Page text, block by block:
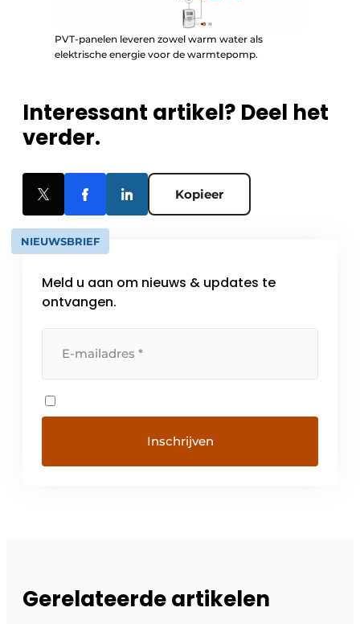
PVT-panelen leveren zowel warm water als
elektrische energie voor de warmtepomp.
Interessant artikel? Deel het
verder.
Kopieer
NIEUWSBRIEF
Meld u aan om nieuws & updates te
ontvangen.
Gerelateerde artikelen